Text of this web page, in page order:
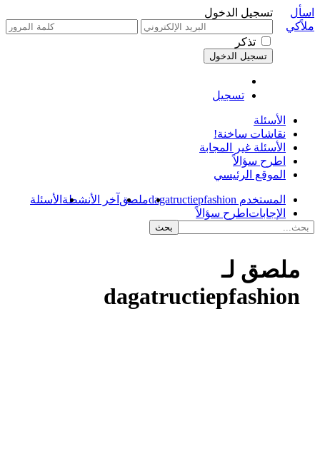
تسجيل الدخول
تذكر
تسجيل
اسأل
ملاًكي
الأسئلة
نقاشات ساخنة!
الأسئلة غير المجابة
اطرح سؤالاً
الموقع الرئيسي
المستخدم dagatructiepfashion ملصق آخر الأنشطة الأسئلة
الإجابات اطرح سؤالاً
ملصق لـ
dagatructiepfashion